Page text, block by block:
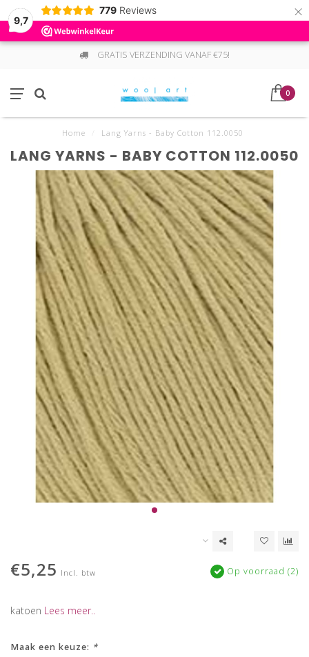
9,7
779 Reviews ×
GRATIS VERZENDING VANAF €75!
0
Home Lang Yarns - Baby Cotton 112.0050
LANG YARNS - BABY COTTON 112.0050
€5,25 Incl. btw Op voorraad (2)
katoen Lees meer..
Maak een keuze: *